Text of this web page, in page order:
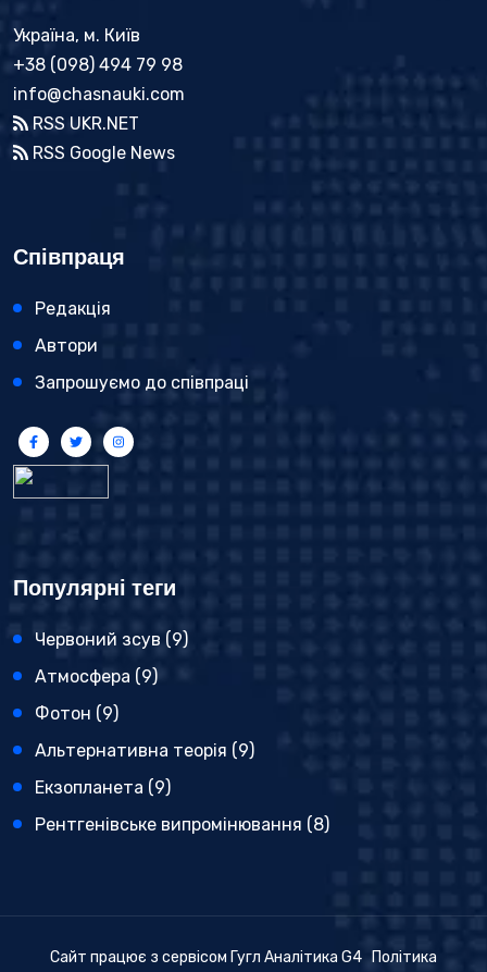
Україна, м. Київ
+38 (098) 494 79 98
info@chasnauki.com
RSS UKR.NET
RSS Google News
Співпраця
Редакція
Автори
Запрошуємо до співпраці
Популярні теги
Червоний зсув (9)
Атмосфера (9)
Фотон (9)
Альтернативна теорія (9)
Екзопланета (9)
Рентгенівське випромінювання (8)
Сайт працює з сервісом Гугл Аналітика G4 Політика